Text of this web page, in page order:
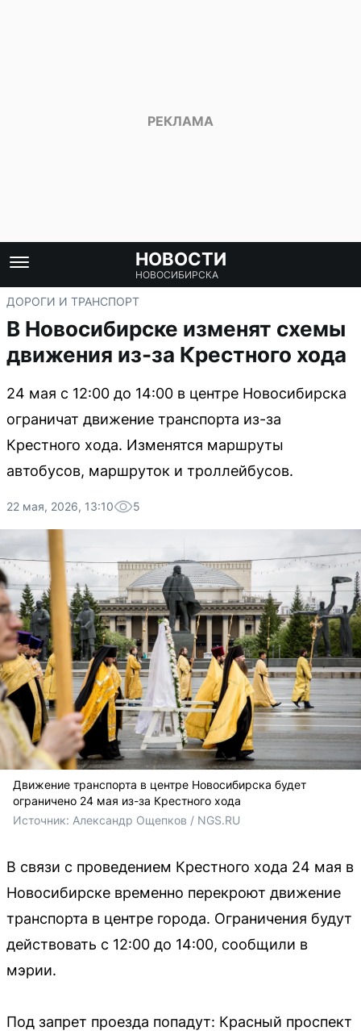
НОВОСТИ
НОВОСИБИРСКА
ДОРОГИ И ТРАНСПОРТ
В Новосибирске изменят схемы
движения из-за Крестного хода
24 мая с 12:00 до 14:00 в центре Новосибирска
ограничат движение транспорта из-за
Крестного хода. Изменятся маршруты
автобусов, маршруток и троллейбусов.
22 мая, 2026, 13:10 5
Движение транспорта в центре Новосибирска будет
ограничено 24 мая из-за Крестного хода
Источник: Александр Ощепков / NGS.RU
В связи с проведением Крестного хода 24 мая в
Новосибирске временно перекроют движение
транспорта в центре города. Ограничения будут
действовать с 12:00 до 14:00, сообщили в
мэрии.
Под запрет проезда попадут: Красный проспект